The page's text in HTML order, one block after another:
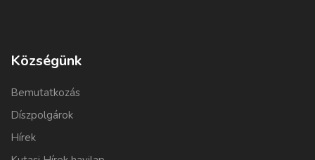
Községünk
Bemutatkozás
Díszpolgárok
Hírek